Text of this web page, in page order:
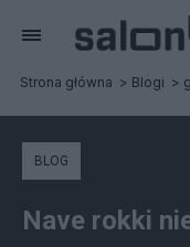
Strona główna Blogi
BLOG
Nave rokki